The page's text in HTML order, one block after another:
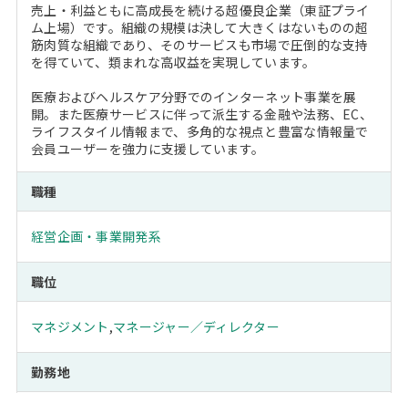
売上・利益ともに高成長を続ける超優良企業（東証プライ
ム上場）です。組織の規模は決して大きくはないものの超
筋肉質な組織であり、そのサービスも市場で圧倒的な支持
を得ていて、類まれな高収益を実現しています。
医療およびヘルスケア分野でのインターネット事業を展
開。また医療サービスに伴って派生する金融や法務、EC、
ライフスタイル情報まで、多角的な視点と豊富な情報量で
会員ユーザーを強力に支援しています。
職種
経営企画・事業開発系
職位
マネジメント ,マネージャー／ディレクター
勤務地